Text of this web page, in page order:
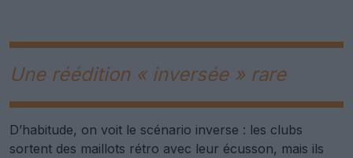
Une réédition « inversée » rare
D’habitude, on voit le scénario inverse : les clubs
sortent des maillots rétro avec leur écusson, mais ils